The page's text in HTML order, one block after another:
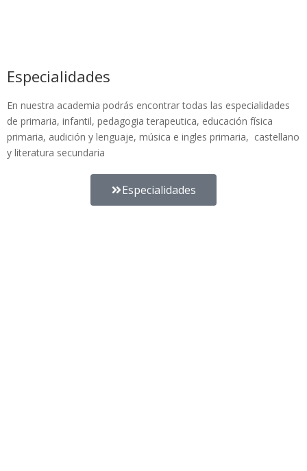
Especialidades
En nuestra academia podrás encontrar todas las especialidades
de primaria, infantil, pedagogia terapeutica, educación física
primaria, audición y lenguaje, música e ingles primaria, castellano
y literatura secundaria
Especialidades